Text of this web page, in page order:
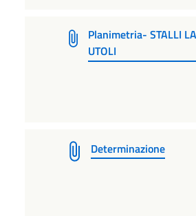
Planimetria- STALLI
UTOLI
Determinazione